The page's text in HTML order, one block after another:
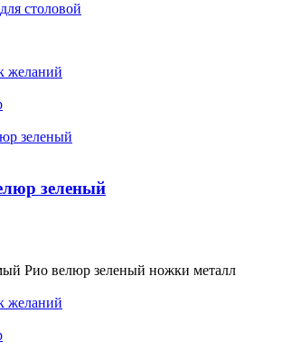
столовой
желаний
зеленый
Рио велюр зеленый ножки металл
желаний